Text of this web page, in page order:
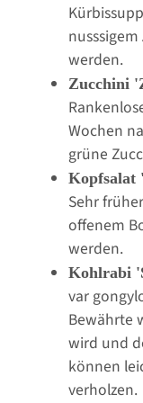
werden.
Zucchini
Wochen
grüne
Kopfsalat
Sehr früher
offenem
werden.
Kohlrabi
var
Bewährte
wird und
können
verholzen.